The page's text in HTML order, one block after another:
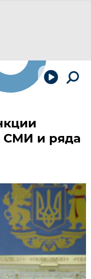
СМИ и ряда